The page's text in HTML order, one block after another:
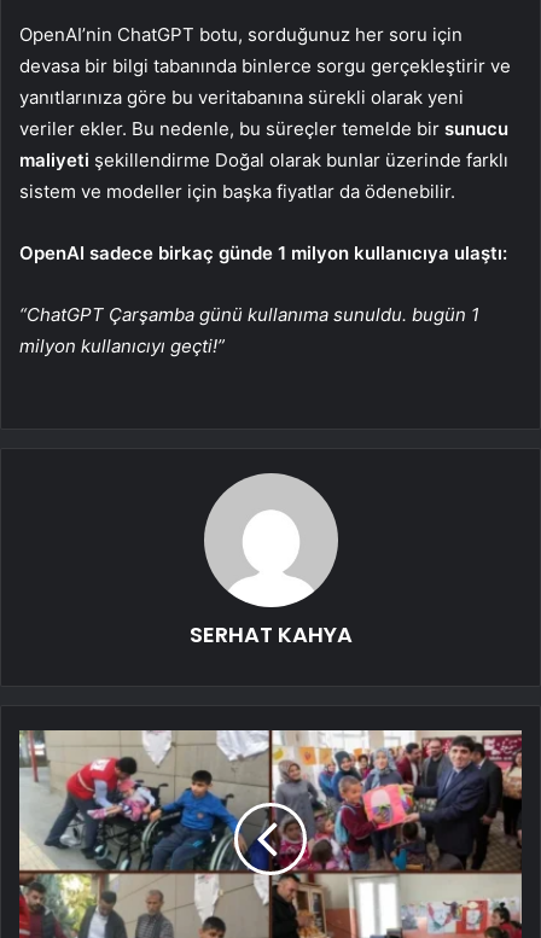
OpenAI’nin ChatGPT botu, sorduğunuz her soru için
devasa bir bilgi tabanında binlerce sorgu gerçekleştirir ve
yanıtlarınıza göre bu veritabanına sürekli olarak yeni
veriler ekler. Bu nedenle, bu süreçler temelde bir sunucu
maliyeti şekillendirme Doğal olarak bunlar üzerinde farklı
sistem ve modeller için başka fiyatlar da ödenebilir.
OpenAI sadece birkaç günde 1 milyon kullanıcıya ulaştı:
“ChatGPT Çarşamba günü kullanıma sunuldu. bugün 1
milyon kullanıcıyı geçti!”
SERHAT KAHYA